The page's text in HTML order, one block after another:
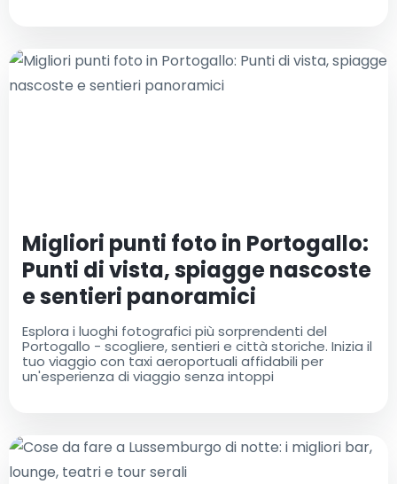
Migliori punti foto in Portogallo:
Punti di vista, spiagge nascoste
e sentieri panoramici
Esplora i luoghi fotografici più sorprendenti del
Portogallo - scogliere, sentieri e città storiche. Inizia il
tuo viaggio con taxi aeroportuali affidabili per
un'esperienza di viaggio senza intoppi